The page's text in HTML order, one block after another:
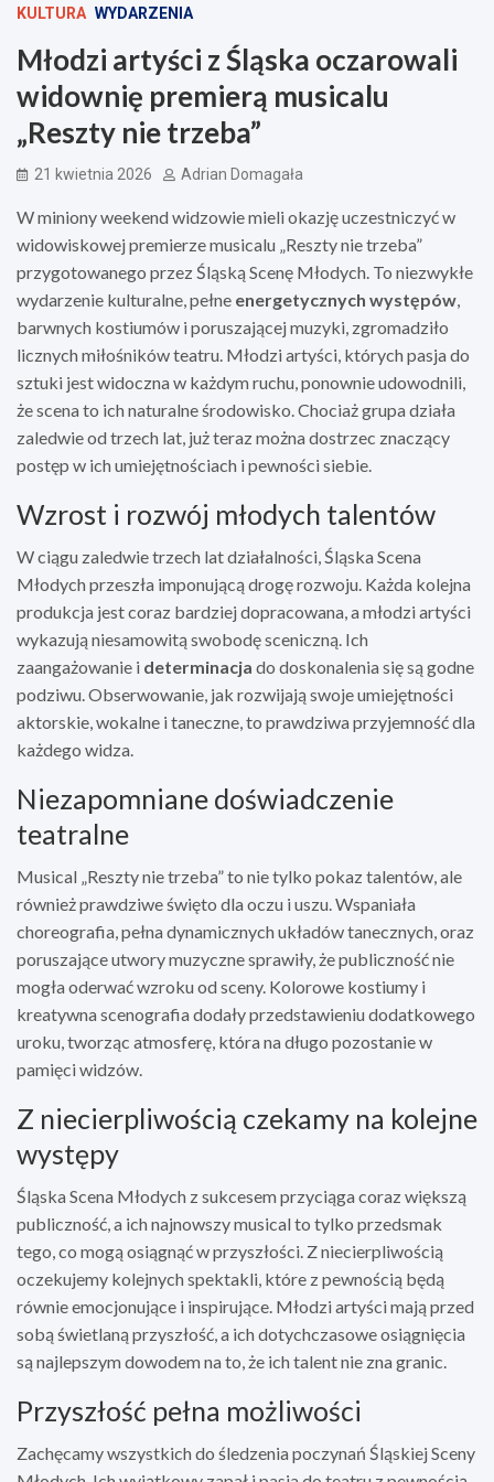
KULTURA WYDARZENIA
Młodzi artyści z Śląska oczarowali
widownię premierą musicalu
„Reszty nie trzeba”
21 kwietnia 2026 Adrian Domagała
W miniony weekend widzowie mieli okazję uczestniczyć w
widowiskowej premierze musicalu „Reszty nie trzeba”
przygotowanego przez Śląską Scenę Młodych. To niezwykłe
wydarzenie kulturalne, pełne energetycznych występów,
barwnych kostiumów i poruszającej muzyki, zgromadziło
licznych miłośników teatru. Młodzi artyści, których pasja do
sztuki jest widoczna w każdym ruchu, ponownie udowodnili,
że scena to ich naturalne środowisko. Chociaż grupa działa
zaledwie od trzech lat, już teraz można dostrzec znaczący
postęp w ich umiejętnościach i pewności siebie.
Wzrost i rozwój młodych talentów
W ciągu zaledwie trzech lat działalności, Śląska Scena
Młodych przeszła imponującą drogę rozwoju. Każda kolejna
produkcja jest coraz bardziej dopracowana, a młodzi artyści
wykazują niesamowitą swobodę sceniczną. Ich
zaangażowanie i determinacja do doskonalenia się są godne
podziwu. Obserwowanie, jak rozwijają swoje umiejętności
aktorskie, wokalne i taneczne, to prawdziwa przyjemność dla
każdego widza.
Niezapomniane doświadczenie
teatralne
Musical „Reszty nie trzeba” to nie tylko pokaz talentów, ale
również prawdziwe święto dla oczu i uszu. Wspaniała
choreografia, pełna dynamicznych układów tanecznych, oraz
poruszające utwory muzyczne sprawiły, że publiczność nie
mogła oderwać wzroku od sceny. Kolorowe kostiumy i
kreatywna scenografia dodały przedstawieniu dodatkowego
uroku, tworząc atmosferę, która na długo pozostanie w
pamięci widzów.
Z niecierpliwością czekamy na kolejne
występy
Śląska Scena Młodych z sukcesem przyciąga coraz większą
publiczność, a ich najnowszy musical to tylko przedsmak
tego, co mogą osiągnąć w przyszłości. Z niecierpliwością
oczekujemy kolejnych spektakli, które z pewnością będą
równie emocjonujące i inspirujące. Młodzi artyści mają przed
sobą świetlaną przyszłość, a ich dotychczasowe osiągnięcia
są najlepszym dowodem na to, że ich talent nie zna granic.
Przyszłość pełna możliwości
Zachęcamy wszystkich do śledzenia poczynań Śląskiej Sceny